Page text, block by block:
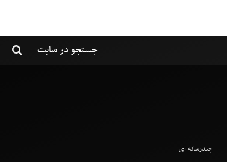
چندرسانه ای